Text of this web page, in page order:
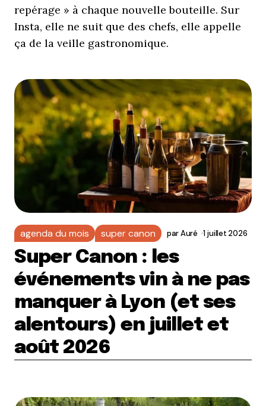
repérage » à chaque nouvelle bouteille. Sur
Insta, elle ne suit que des chefs, elle appelle
ça de la veille gastronomique.
agenda du mois super canon parAuré 1 juillet 2026
Super Canon : les
événements vin à ne pas
manquer à Lyon (et ses
alentours) en juillet et
août 2026